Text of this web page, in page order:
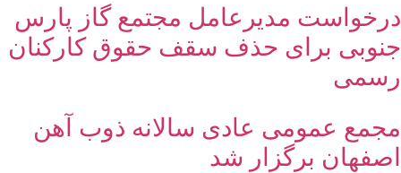
درخواست مدیرعامل مجتمع گاز پارس
جنوبی برای حذف سقف حقوق کارکنان
رسمی
مجمع عمومی عادی سالانه ذوب آهن
اصفهان برگزار شد